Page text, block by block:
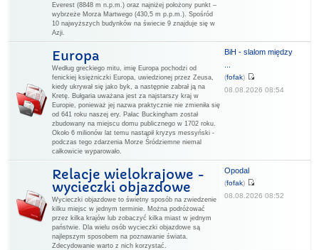
Everest (8848 m n.p.m.) oraz najniżej położony punkt –
wybrzeże Morza Martwego (430,5 m p.p.m.). Spośród
10 najwyższych budynków na świecie 9 znajduje się w
Azji.
Europa
Według greckiego mitu, imię Europa pochodzi od
fenickiej księżniczki Europa, uwiedzionej przez Zeusa,
kiedy ukrywał się jako byk, a następnie zabrał ją na
Kretę. Bułgaria uważana jest za najstarszy kraj w
Europie, ponieważ jej nazwa praktycznie nie zmieniła się
od 641 roku naszej ery. Pałac Buckingham został
zbudowany na miejscu domu publicznego w 1702 roku.
Około 6 milionów lat temu nastąpił kryzys messyński -
podczas tego zdarzenia Morze Śródziemne niemal
całkowicie wyparowało.
BiH - slalom między
(fofak)
08.08.2026 08:54
Relacje wielokrajowe -
wycieczki objazdowe
Wycieczki objazdowe to świetny sposób na zwiedzenie
kilku miejsc w jednym terminie. Można podróżować
przez kilka krajów lub zobaczyć kilka miast w jednym
państwie. Dla wielu osób wycieczki objazdowe są
najlepszym sposobem na poznawanie świata.
Zdecydowanie warto z nich korzystać.
Opodal
(fofak)
08.08.2026 08:52